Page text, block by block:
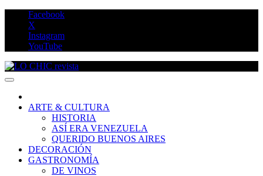
contenido
Facebook
X
Instagram
YouTube
ARTE & CULTURA
HISTORIA
ASÍ ERA VENEZUELA
QUERIDO BUENOS AIRES
DECORACIÓN
GASTRONOMÍA
DE VINOS